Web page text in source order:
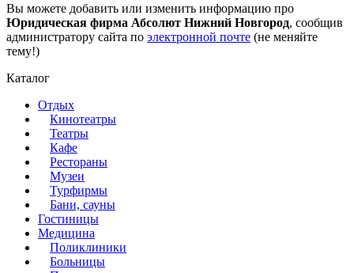
Вы можете добавить или изменить информацию про
Юридическая фирма Абсолют Нижний Новгород, сообщив
администратору сайта по электронной почте (не меняйте
тему!)
Каталог
Отдых
Кинотеатры
Театры
Кафе
Рестораны
Музеи
Турфирмы
Бани, сауны
Гостиницы
Медицина
Поликлиники
Больницы